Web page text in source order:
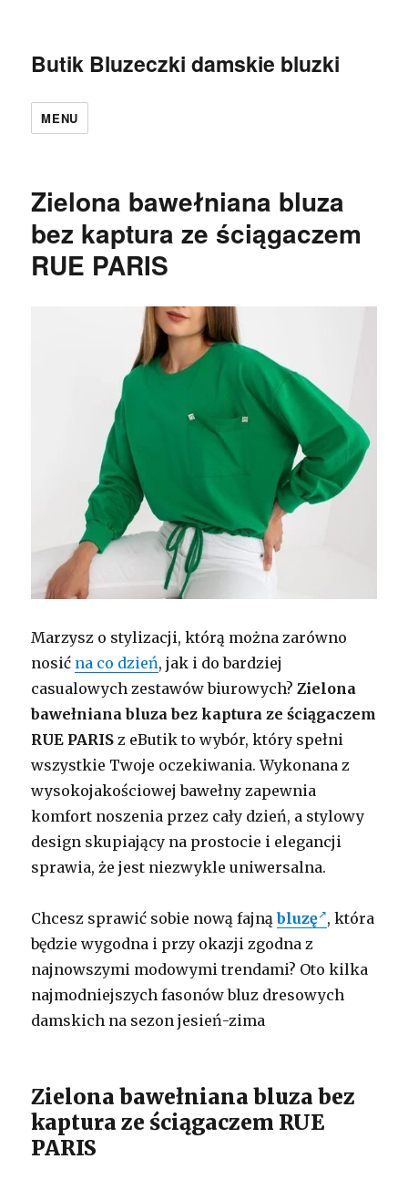
Butik Bluzeczki damskie bluzki
MENU
Zielona bawełniana bluza
bez kaptura ze ściągaczem
RUE PARIS
Marzysz o stylizacji, którą można zarówno
nosić na co dzień, jak i do bardziej
casualowych zestawów biurowych?Zielona
bawełniana bluza bez kaptura ze ściągaczem
RUE PARIS z eButik to wybór, który spełni
wszystkie Twoje oczekiwania. Wykonana z
wysokojakościowej bawełny zapewnia
komfort noszenia przez cały dzień, a stylowy
design skupiający na prostocie i elegancji
sprawia, że jest niezwykle uniwersalna.
Chcesz sprawić sobie nową fajnąbluzę , która
będzie wygodna i przy okazji zgodna z
najnowszymi modowymi trendami? Oto kilka
najmodniejszych fasonów bluz dresowych
damskich na sezon jesień-zima
Zielona bawełniana bluza bez
kaptura ze ściągaczem RUE
PARIS